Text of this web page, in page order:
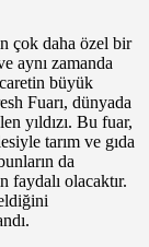
çok daha özel bir
aynı zamanda
büyük
Fuarı, dünyada
yıldızı. Bu fuar,
tarım ve gıda
da
faydalı olacaktır.